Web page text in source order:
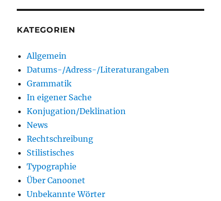
KATEGORIEN
Allgemein
Datums-/Adress-/Literaturangaben
Grammatik
In eigener Sache
Konjugation/Deklination
News
Rechtschreibung
Stilistisches
Typographie
Über Canoonet
Unbekannte Wörter